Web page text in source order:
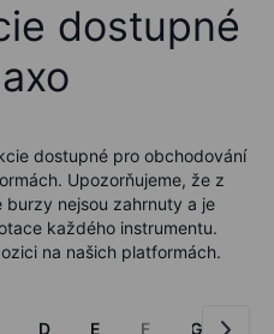
dostupné
dostupné pro obchodování
Upozorňujeme, že z
nejsou zahrnuty a je
každého instrumentu.
na našich platformách.
D E F G